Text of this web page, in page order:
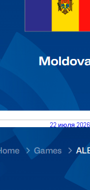
22 июля 2026
Division C
Читать